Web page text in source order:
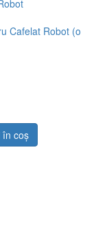
Cafelat Robot (o
în coş